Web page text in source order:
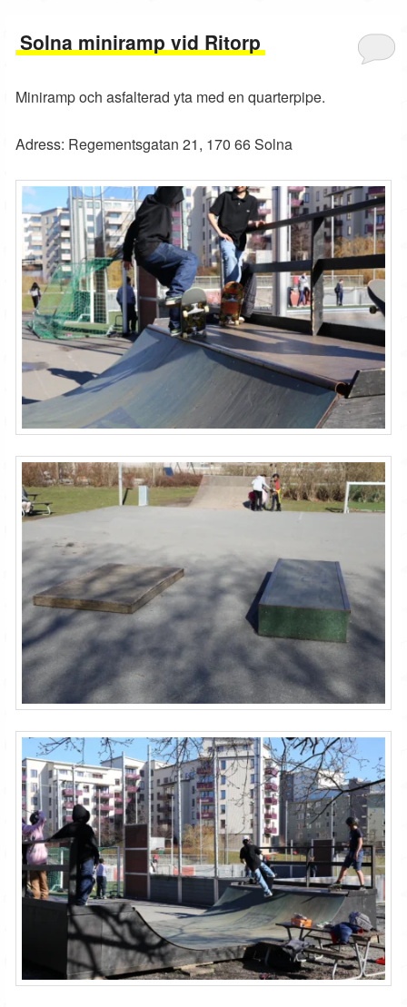
Solna miniramp vid Ritorp
Miniramp och asfalterad yta med en quarterpipe.
Adress: Regementsgatan 21, 170 66 Solna